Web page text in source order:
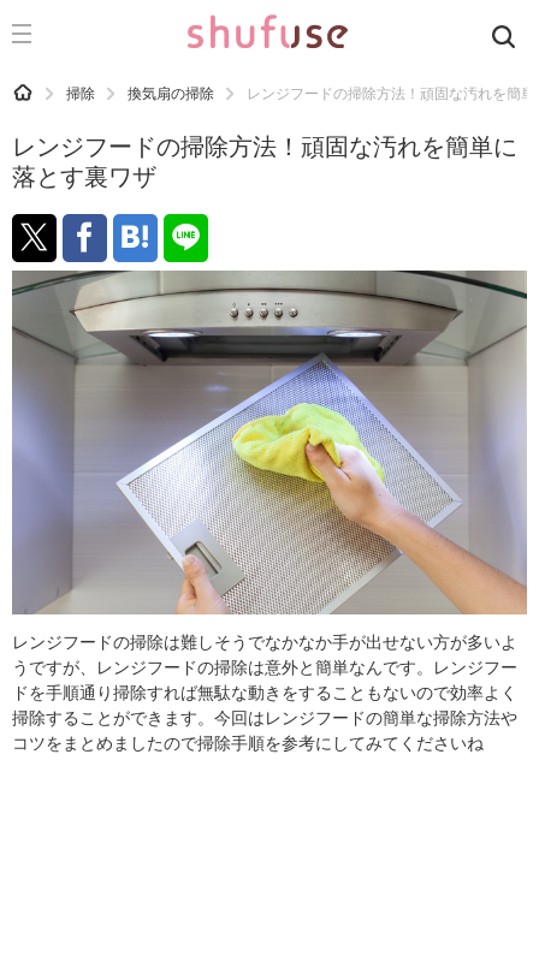
CATEGORY 記事カテゴリ
運気
洗濯
生活の知恵
お金
掃除
食材辞典
HOME 掃除 換気扇の掃除 レンジフードの掃除方法！頑固な汚れを簡
レンジフードの掃除方法！頑固な汚れを簡単に
落とす裏ワザ
レンジフードの掃除は難しそうでなかなか手が出せない方が多いよ
うですが、レンジフードの掃除は意外と簡単なんです。レンジフー
ドを手順通り掃除すれば無駄な動きをすることもないので効率よく
掃除することができます。今回はレンジフードの簡単な掃除方法や
コツをまとめましたので掃除手順を参考にしてみてくださいね